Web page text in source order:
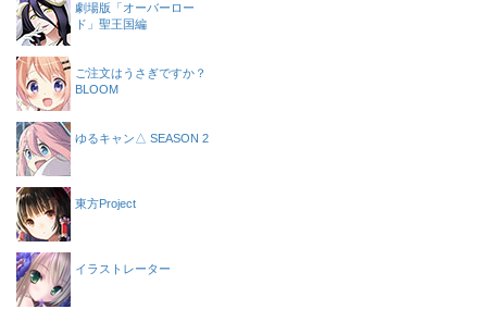
劇場版「オーバーロー
ド」聖王国編
ご注文はうさぎですか？
BLOOM
ゆるキャン△ SEASON 2
東方Project
イラストレーター